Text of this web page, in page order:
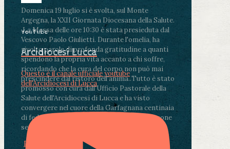
Domenica 19 luglio si è svolta, sul Monte
Argegna, la XXII Giornata Diocesana della Salute.
.La Messa delle ore 10:30 è stata presieduta dal
Vescovo Paolo Giulietti. Durante l'omelia, ha
rivolto parole di profonda gratitudine a quanti
spendono la propria vita accanto a chi soffre,
ricordando che la cura del corpo non può mai
prescindere dal ristoro dell'anima..Tutto è stato
promosso con cura dall'Ufficio Pastorale della
Salute dell'Arcidiocesi di Lucca e ha visto
convergere nel cuore della Garfagnana centinaia
di fedeli, operatori sanitari, volontari e persone
segnate dalla malattia.
Photo
YouTube
Arcidiocesi Lucca
Questo è il canale ufficiale youtube
dell'Arcidiocesi di Lucca